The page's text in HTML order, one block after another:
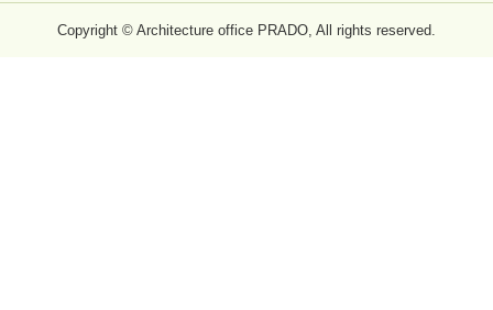
Copyright © Architecture office PRADO, All rights reserved.